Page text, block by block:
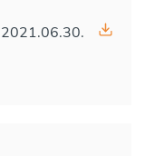
2021.06.30.